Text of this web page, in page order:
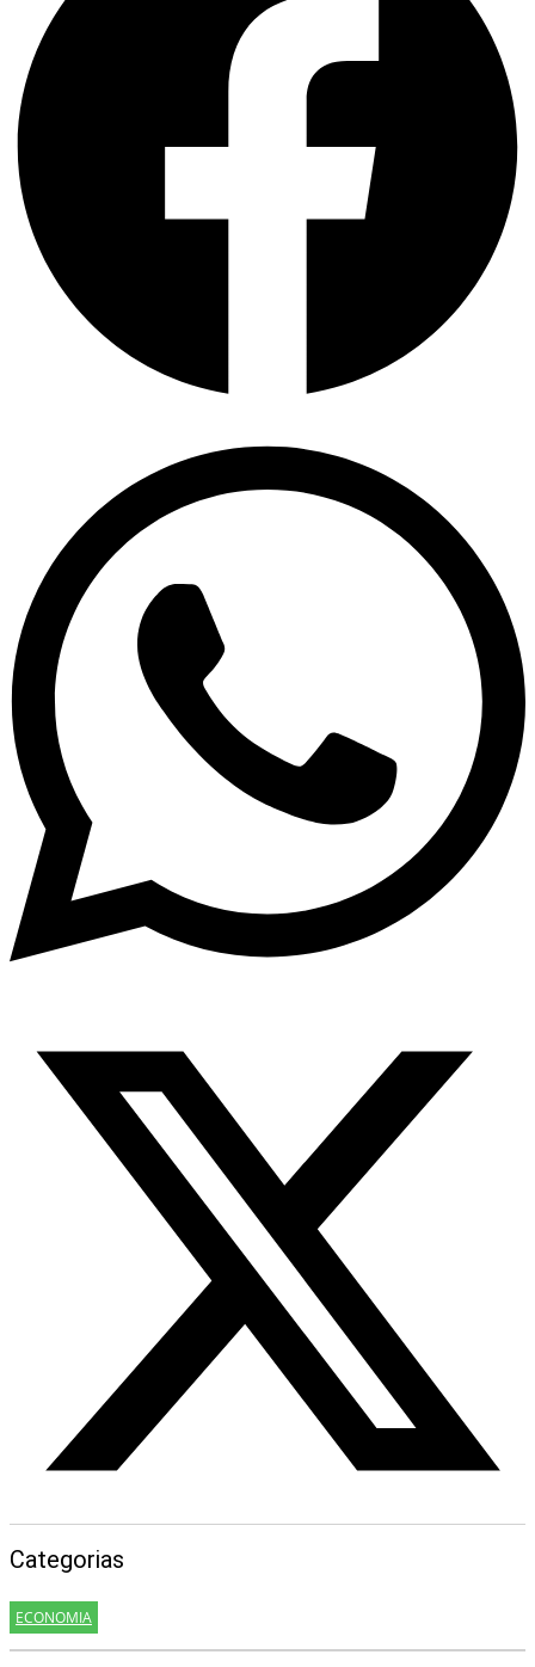
Categorias
ECONOMIA